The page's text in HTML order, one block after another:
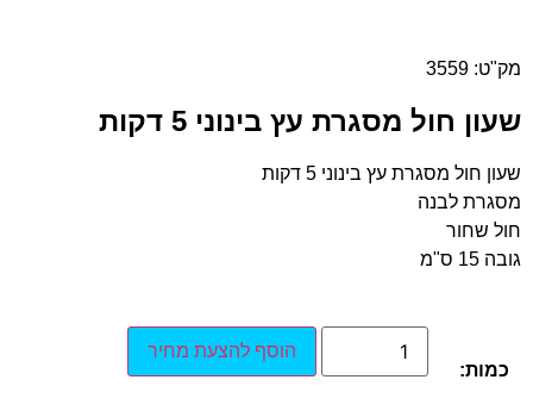
מק"ט: 3559
שעון חול מסגרת עץ בינוני 5 דקות
שעון חול מסגרת עץ בינוני 5 דקות
מסגרת לבנה
חול שחור
גובה 15 ס"מ
כמות:
הוסף להצעת מחיר